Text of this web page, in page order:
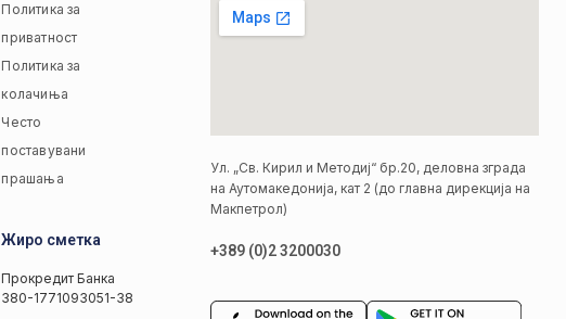
Политика за
приватност
Политика за
колачиња
Често
поставувани
прашања
Жиро сметка
Прокредит Банка
380-1771093051-38
Ул. „Св. Кирил и Методиј“ бр.20, деловна зграда
на Аутомакедонија, кат 2 (до главна дирекција на
Макпетрол)
+389 (0)2 3200030